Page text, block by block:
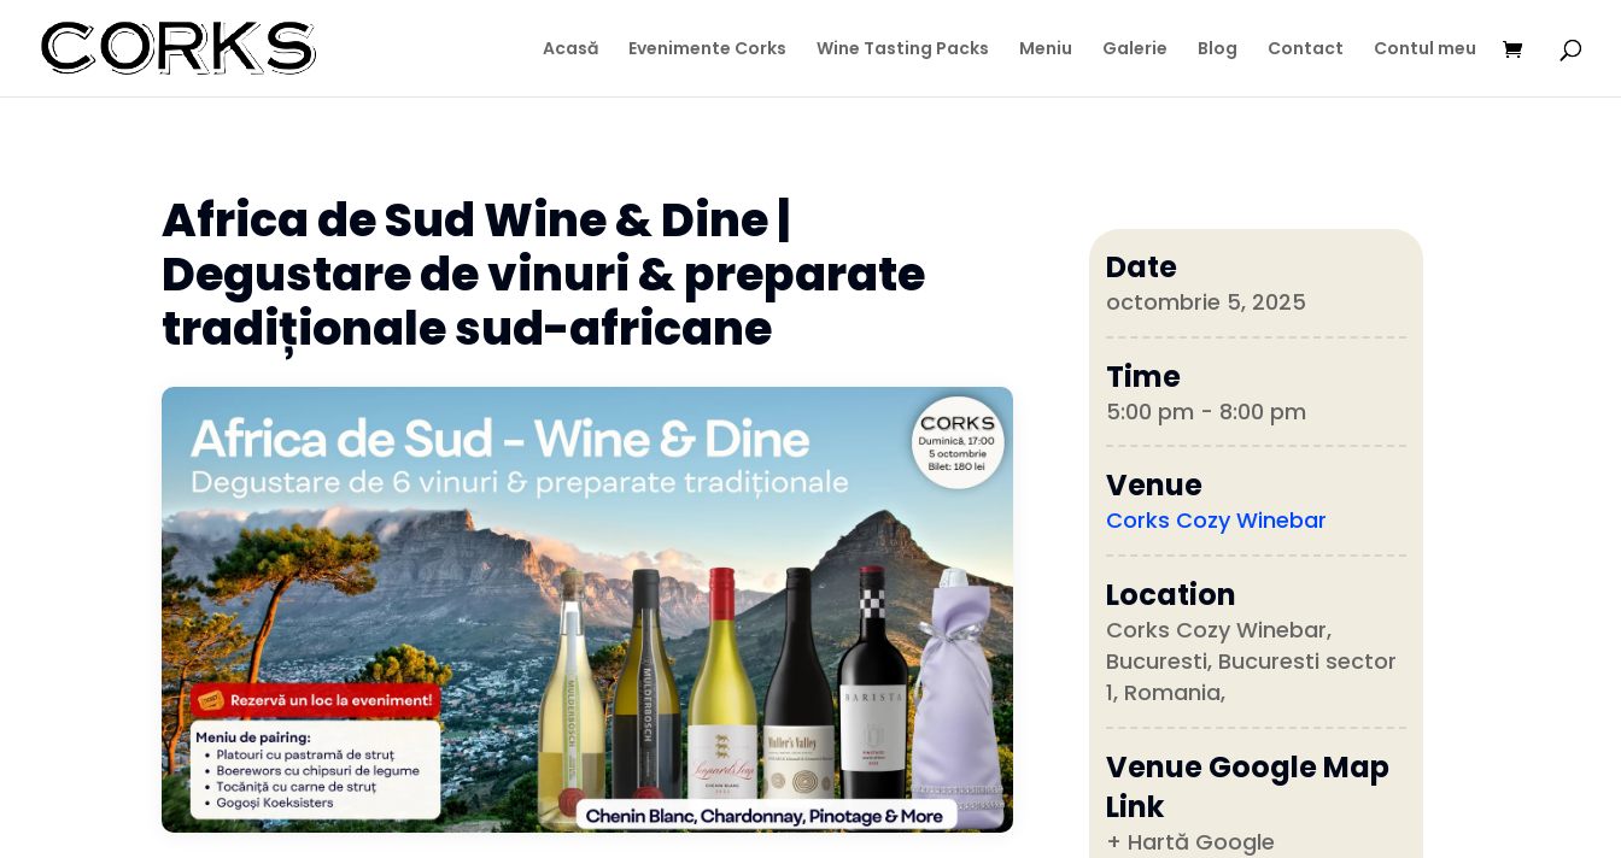
Acasă Evenimente Corks Wine Tasting Packs Meniu Galerie Blog Contact Contul meu
Africa de Sud Wine & Dine |
Degustare de vinuri & preparate
tradiționale sud-africane
Date
octombrie 5, 2025
Time
5:00 pm - 8:00 pm
Venue
Corks Cozy Winebar
Location
Corks Cozy Winebar,
Bucuresti, Bucuresti sector
1, Romania,
Venue Google Map
Link
+ Hartă Google